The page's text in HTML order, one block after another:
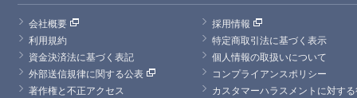
会社概要
採用情報
利用規約
特定商取引法に基づく表示
資金決済法に基づく表記
個人情報の取扱いについて
外部送信規律に関する公表
コンプライアンスポリシー
著作権と不正アクセス
カスタマーハラスメントに対す